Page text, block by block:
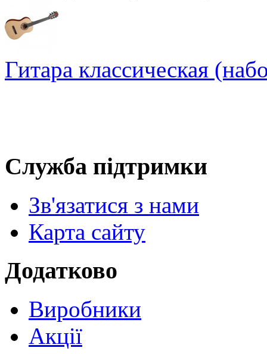
Гитара классическая
Служба підтримки
Зв'язатися з нами
Карта сайту
Додатково
Виробники
Акції